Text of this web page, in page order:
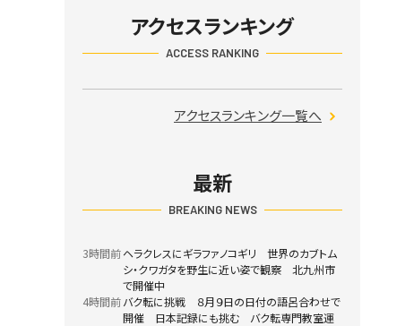
アクセスランキング
ACCESS RANKING
アクセスランキング一覧へ
最新
BREAKING NEWS
3時間前ヘラクレスにギラファノコギリ 世界のカブトム
シ・クワガタを野生に近い姿で観察 北九州市
で開催中
4時間前バク転に挑戦 ８月９日の日付の語呂合わせで
開催 日本記録にも挑む バク転専門教室運